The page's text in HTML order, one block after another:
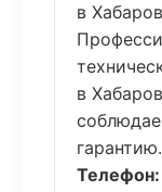
в
в
Телефон: